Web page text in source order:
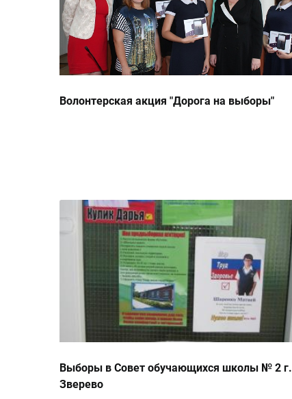
Волонтерская акция "Дорога на выборы"
Выборы в Совет обучающихся школы № 2 г.
Зверево